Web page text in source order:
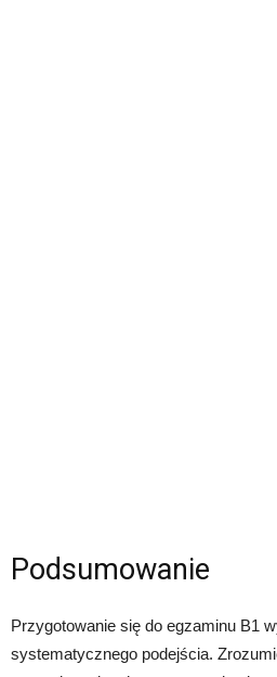
Podsumowanie
Przygotowanie się do egzaminu B1
systematycznego podejścia.